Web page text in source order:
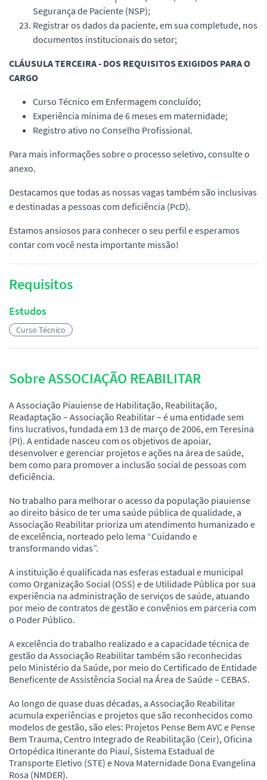
Segurança de Paciente (NSP);
Registrar os dados da paciente, em sua completude, nos
documentos institucionais do setor;
CLÁUSULA TERCEIRA - DOS REQUISITOS EXIGIDOS PARA O
CARGO
Curso Técnico em Enfermagem concluído;
Experiência mínima de 6 meses em maternidade;
Registro ativo no Conselho Profissional.
Para mais informações sobre o processo seletivo, consulte o
anexo.
Destacamos que todas as nossas vagas também são inclusivas
e destinadas a pessoas com deficiência (PcD).
Estamos ansiosos para conhecer o seu perfil e esperamos
contar com você nesta importante missão!
Requisitos
Estudos
Curso Técnico
Sobre ASSOCIAÇÃO REABILITAR
A Associação Piauiense de Habilitação, Reabilitação,
Readaptação – Associação Reabilitar – é uma entidade sem
fins lucrativos, fundada em 13 de março de 2006, em Teresina
(PI). A entidade nasceu com os objetivos de apoiar,
desenvolver e gerenciar projetos e ações na área de saúde,
bem como para promover a inclusão social de pessoas com
deficiência.
No trabalho para melhorar o acesso da população piauiense
ao direito básico de ter uma saúde pública de qualidade, a
Associação Reabilitar prioriza um atendimento humanizado e
de excelência, norteado pelo lema “Cuidando e
transformando vidas”.
A instituição é qualificada nas esferas estadual e municipal
como Organização Social (OSS) e de Utilidade Pública por sua
experiência na administração de serviços de saúde, atuando
por meio de contratos de gestão e convênios em parceria com
o Poder Público.
A excelência do trabalho realizado e a capacidade técnica de
gestão da Associação Reabilitar também são reconhecidas
pelo Ministério da Saúde, por meio do Certificado de Entidade
Beneficente de Assistência Social na Área de Saúde – CEBAS.
Ao longo de quase duas décadas, a Associação Reabilitar
acumula experiências e projetos que são reconhecidos como
modelos de gestão, são eles: Projetos Pense Bem AVC e Pense
Bem Trauma, Centro Integrado de Reabilitação (Ceir), Oficina
Ortopédica Itinerante do Piauí, Sistema Estadual de
Transporte Eletivo (STE) e Nova Maternidade Dona Evangelina
Rosa (NMDER).